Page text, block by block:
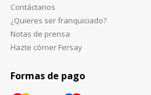
Contáctanos
¿Quieres ser franquiciado?
Notas de prensa
Hazte córner Fersay
Formas de pago